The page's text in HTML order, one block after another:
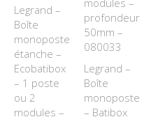
Legrand –
Boîte
monoposte
étanche –
Ecobatibox
– 1 poste
ou 2
modules –
modules –
profondeur
50mm –
080033
Legrand –
Boîte
monoposte
– Batibox